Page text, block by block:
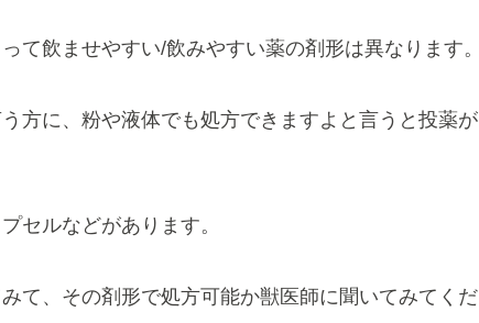
て飲ませやすい/飲みやすい薬の剤形は異なります。
方に、粉や液体でも処方できますよと言うと投薬が
セルなどがあります。
て、その剤形で処方可能か獣医師に聞いてみてくだ